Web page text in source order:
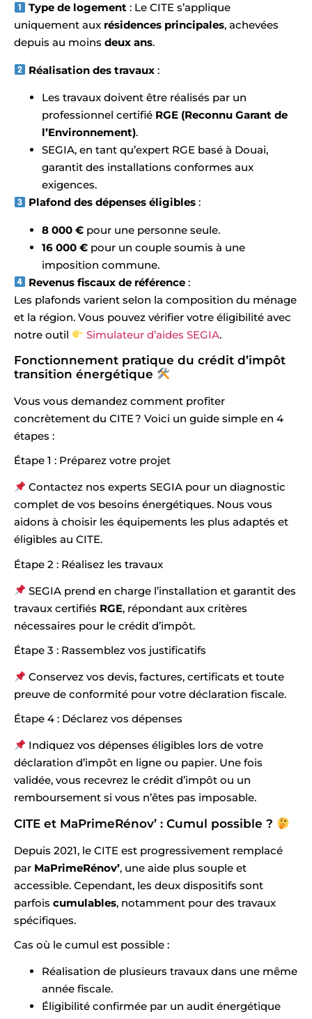
Type de logement : Le CITE s’applique
uniquement aux résidences principales, achevées
depuis au moins deux ans.
Réalisation des travaux :
Les travaux doivent être réalisés par un
professionnel certifié RGE (Reconnu Garant de
l’Environnement).
SEGIA, en tant qu’expert RGE basé à Douai,
garantit des installations conformes aux
exigences.
Plafond des dépenses éligibles :
8 000 € pour une personne seule.
16 000 € pour un couple soumis à une
imposition commune.
Revenus fiscaux de référence :
Les plafonds varient selon la composition du ménage
et la région. Vous pouvez vérifier votre éligibilité avec
notre outil
Simulateur d’aides SEGIA.
Fonctionnement pratique du crédit d’impôt
transition énergétique
Vous vous demandez comment profiter
concrètement du CITE ? Voici un guide simple en 4
étapes :
Étape 1 : Préparez votre projet
Contactez nos experts SEGIA pour un diagnostic
complet de vos besoins énergétiques. Nous vous
aidons à choisir les équipements les plus adaptés et
éligibles au CITE.
Étape 2 : Réalisez les travaux
SEGIA prend en charge l’installation et garantit des
travaux certifiés RGE, répondant aux critères
nécessaires pour le crédit d’impôt.
Étape 3 : Rassemblez vos justificatifs
Conservez vos devis, factures, certificats et toute
preuve de conformité pour votre déclaration fiscale.
Étape 4 : Déclarez vos dépenses
Indiquez vos dépenses éligibles lors de votre
déclaration d’impôt en ligne ou papier. Une fois
validée, vous recevrez le crédit d’impôt ou un
remboursement si vous n’êtes pas imposable.
CITE et MaPrimeRénov’ : Cumul possible ?
Depuis 2021, le CITE est progressivement remplacé
par MaPrimeRénov’, une aide plus souple et
accessible. Cependant, les deux dispositifs sont
parfois cumulables, notamment pour des travaux
spécifiques.
Cas où le cumul est possible :
Réalisation de plusieurs travaux dans une même
année fiscale.
Éligibilité confirmée par un audit énergétique